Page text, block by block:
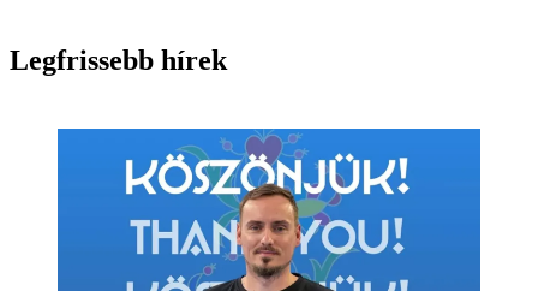
Legfrissebb hírek